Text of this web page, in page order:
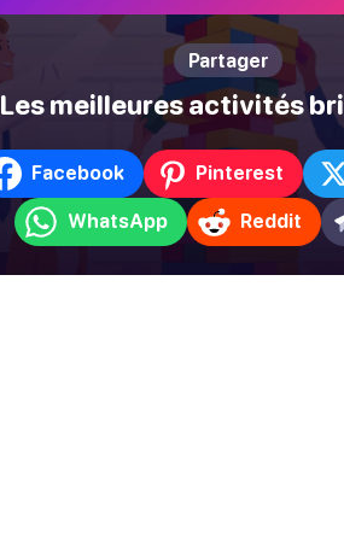
Partager
Les meilleures activités
Facebook Pinterest
WhatsApp Reddit